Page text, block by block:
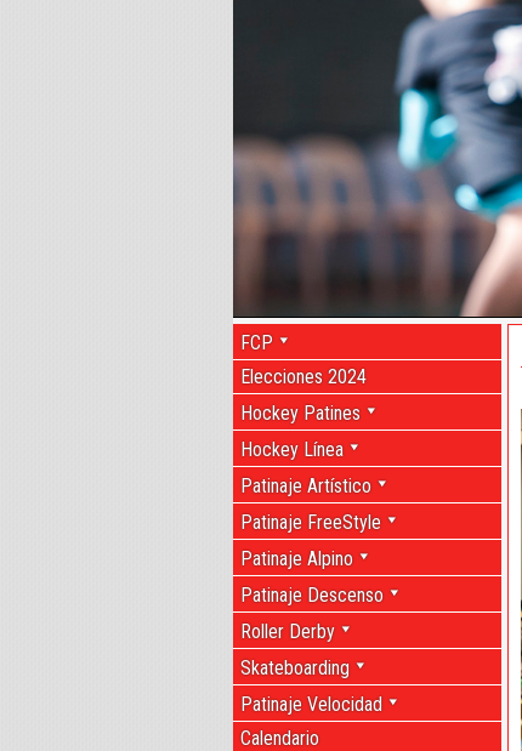
FCP
Elecciones 2024
Hockey Patines
Hockey Línea
Patinaje Artístico
Patinaje FreeStyle
Patinaje Alpino
Patinaje Descenso
Roller Derby
Skateboarding
Patinaje Velocidad
Calendario